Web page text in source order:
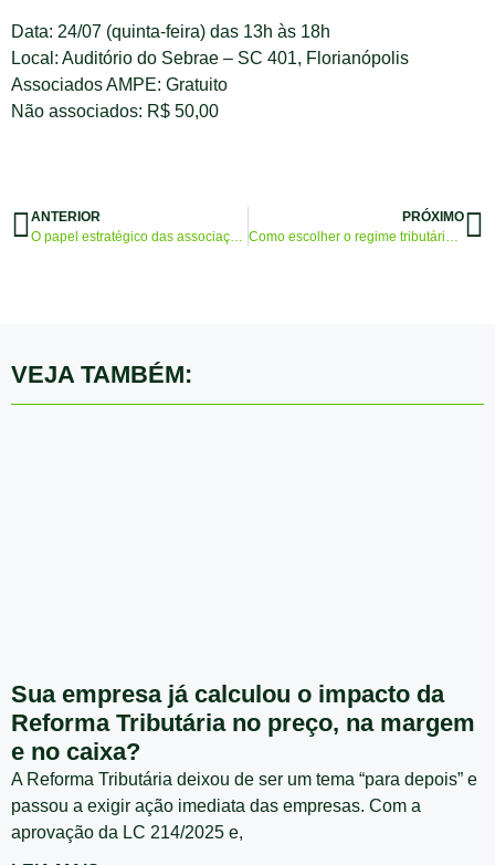
Data: 24/07 (quinta-feira) das 13h às 18h
Local: Auditório do Sebrae – SC 401, Florianópolis
Associados AMPE: Gratuito
Não associados: R$ 50,00
ANTERIOR
O papel estratégico das associações no fortalecimento das micro e pequenas empresas
PRÓXIMO
Como escolher o regime tributário ideal e pagar menos impostos?
VEJA TAMBÉM:
Sua empresa já calculou o impacto da
Reforma Tributária no preço, na margem
e no caixa?
A Reforma Tributária deixou de ser um tema “para depois” e
passou a exigir ação imediata das empresas. Com a
aprovação da LC 214/2025 e,